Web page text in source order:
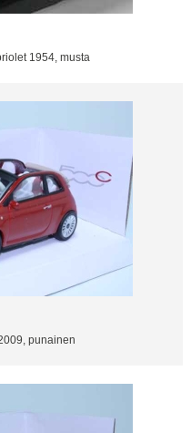
1954, musta
punainen